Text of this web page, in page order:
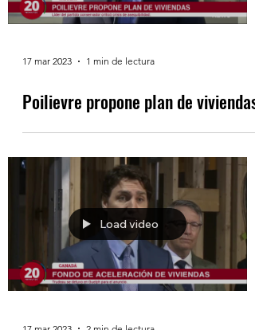
17 mar 2023 1 min de lectura
Poilievre propone plan de viviendas
Load video